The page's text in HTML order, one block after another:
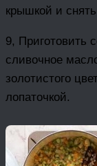
крышкой и снять
9, Приготовить
сливочное
золотистого
лопаточкой.